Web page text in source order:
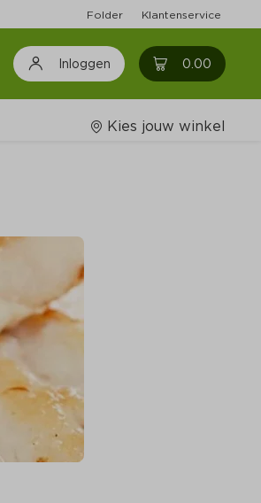
Folder Klantenservice
Inloggen 0.00 0
Kies jouw winkel